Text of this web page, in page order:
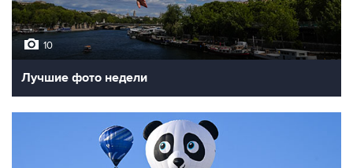
10
Лучшие фото недели